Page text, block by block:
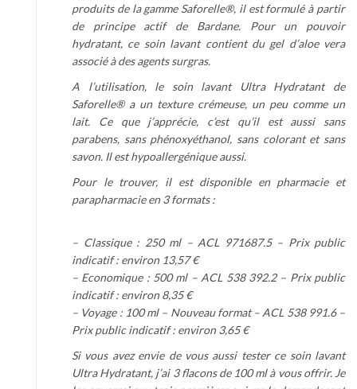
produits de la gamme Saforelle®, il est formulé à partir
de principe actif de Bardane. Pour un pouvoir
hydratant, ce soin lavant contient du gel d’aloe vera
associé à des agents surgras.
A l’utilisation, le soin lavant Ultra Hydratant de
Saforelle® a un texture crémeuse, un peu comme un
lait. Ce que j’apprécie, c’est qu’il est aussi sans
parabens, sans phénoxyéthanol, sans colorant et sans
savon. Il est hypoallergénique aussi.
Pour le trouver, il est disponible en pharmacie et
parapharmacie en 3 formats :
– Classique : 250 ml – ACL 971687.5 – Prix public
indicatif : environ 13,57 €
– Economique : 500 ml – ACL 538 392.2 – Prix public
indicatif : environ 8,35 €
– Voyage : 100 ml – Nouveau format – ACL 538 991.6 –
Prix public indicatif : environ 3,65 €
Si vous avez envie de vous aussi tester ce soin lavant
Ultra Hydratant, j’ai 3 flacons de 100 ml à vous offrir. Je